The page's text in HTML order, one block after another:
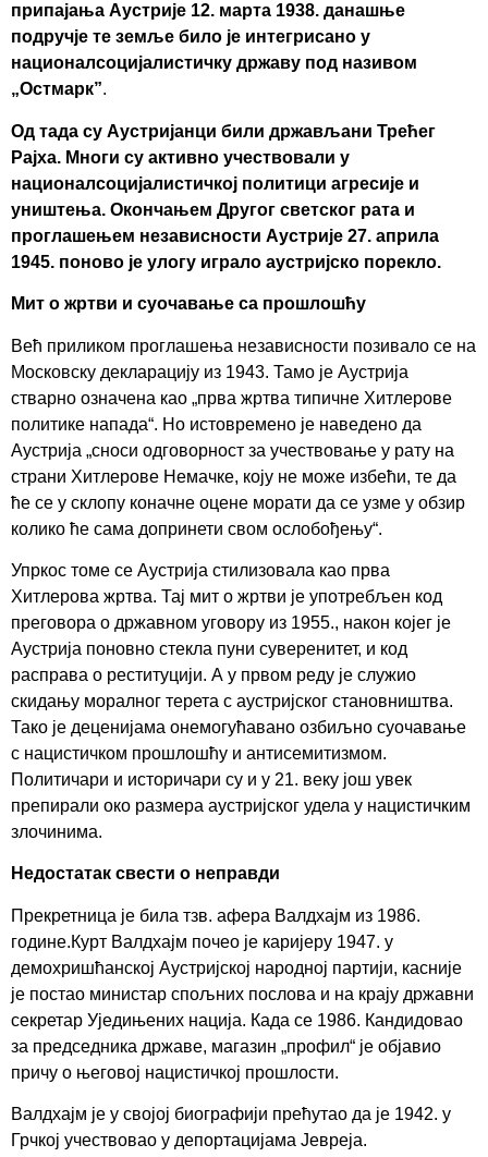
припајања Аустрије 12. марта 1938. данашње
подручје те земље било је интегрисано у
националсоцијалистичку државу под називом
„Остмарк”.
Од тада су Аустријанци били држављани Трећег
Рајха. Многи су активно учествовали у
националсоцијалистичкој политици агресије и
уништења. Окончањем Другог светског рата и
проглашењем независности Аустрије 27. априла
1945. поново је улогу играло аустријско порекло.
Мит о жртви и суочавање са прошлошћу
Већ приликом проглашења независности позивало се на
Московску декларацију из 1943. Тамо је Аустрија
стварно означена као „прва жртва типичне Хитлерове
политике напада“. Но истовремено је наведено да
Аустрија „сноси одговорност за учествовање у рату на
страни Хитлерове Немачке, коју не може избећи, те да
ће се у склопу коначне оцене морати да се узме у обзир
колико ће сама допринети свом ослобођењу“.
Упркос томе се Аустрија стилизовала као прва
Хитлерова жртва. Тај мит о жртви је употребљен код
преговора о државном уговору из 1955., након којег је
Аустрија поновно стекла пуни суверенитет, и код
расправа о реституцији. А у првом реду је служио
скидању моралног терета с аустријског становништва.
Тако је деценијама онемогућавано озбиљно суочавање
с нацистичком прошлошћу и антисемитизмом.
Политичари и историчари су и у 21. веку још увек
препирали око размера аустријског удела у нацистичким
злочинима.
Недостатак свести о неправди
Прекретница је била тзв. афера Валдхајм из 1986.
године.Курт Валдхајм почео је каријеру 1947. у
демохришћанској Аустријској народној партији, касније
је постао министар спољних послова и на крају државни
секретар Уједињених нација. Када се 1986. Кандидовао
за председника државе, магазин „профил“ је објавио
причу о његовој нацистичкој прошлости.
Валдхајм је у својој биографији прећутао да је 1942. у
Грчкој учествовао у депортацијама Јевреја.